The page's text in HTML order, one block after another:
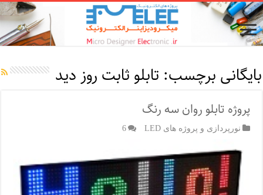
بایگانی برچسب: تابلو ثابت روز دید
پروژه تابلو روان سه رنگ
نورپردازی و پروژه های LED 6